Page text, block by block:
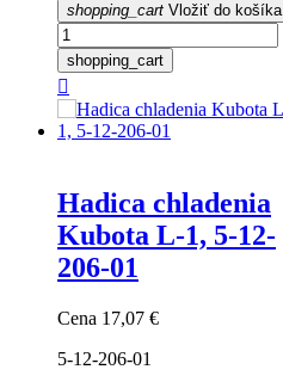
shopping_cart Vložiť do košíka
shopping_cart

Hadica chladenia
Kubota L-1, 5-12-
206-01
Cena 17,07 €
5-12-206-01